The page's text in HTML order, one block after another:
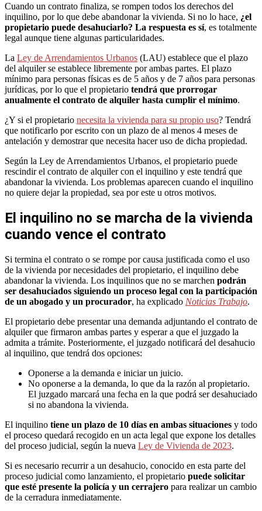
Cuando un contrato finaliza, se rompen todos los derechos del
inquilino, por lo que debe abandonar la vivienda. Si no lo hace, ¿el
propietario puede desahuciarlo? La respuesta es sí, es totalmente
legal aunque tiene algunas particularidades.
La Ley de Arrendamientos Urbanos (LAU) establece que el plazo
del alquiler se establece libremente por ambas partes. El plazo
mínimo para personas físicas es de 5 años y de 7 años para personas
jurídicas, por lo que el propietario tendrá que prorrogar
anualmente el contrato de alquiler hasta cumplir el mínimo.
¿Y si el propietario necesita la vivienda para su propio uso? Tendrá
que notificarlo por escrito con un plazo de al menos 4 meses de
antelación y demostrar que necesita hacer uso de dicha propiedad.
Según la Ley de Arrendamientos Urbanos, el propietario puede
rescindir el contrato de alquiler con el inquilino y este tendrá que
abandonar la vivienda. Los problemas aparecen cuando el inquilino
no quiere dejar la propiedad, sea por este u otros motivos.
El inquilino no se marcha de la vivienda
cuando vence el contrato
Si termina el contrato o se rompe por causa justificada como el uso
de la vivienda por necesidades del propietario, el inquilino debe
abandonar la vivienda. Los inquilinos que no se marchen podrán
ser desahuciados siguiendo un proceso legal con la participación
de un abogado y un procurador, ha explicado Noticias Trabajo.
El propietario debe presentar una demanda adjuntando el contrato de
alquiler que firmaron ambas partes y esperar a que el juzgado la
admita a trámite. Posteriormente, el juzgado notificará del desahucio
al inquilino, que tendrá dos opciones:
Oponerse a la demanda e iniciar un juicio.
No oponerse a la demanda, lo que da la razón al propietario.
El juzgado marcará una fecha en la que podrá ser desahuciado
si no abandona la vivienda.
El inquilino tiene un plazo de 10 días en ambas situaciones y todo
el proceso quedará recogido en un acta legal que expone los detalles
del proceso judicial, según la nueva Ley de Vivienda de 2023.
Si es necesario recurrir a un desahucio, conocido en esta parte del
proceso judicial como lanzamiento, el propietario puede solicitar
que esté presente la policía y un cerrajero para realizar un cambio
de la cerradura inmediatamente.